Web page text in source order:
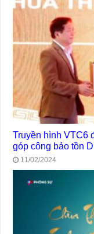
Truyền hình VTC6
góp công bảo tồn
11/02/2024